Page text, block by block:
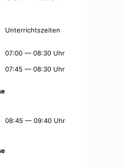
Unterrichtszeiten
07:00 — 08:30 Uhr
07:45 — 08:30 Uhr
08:45 — 09:40 Uhr